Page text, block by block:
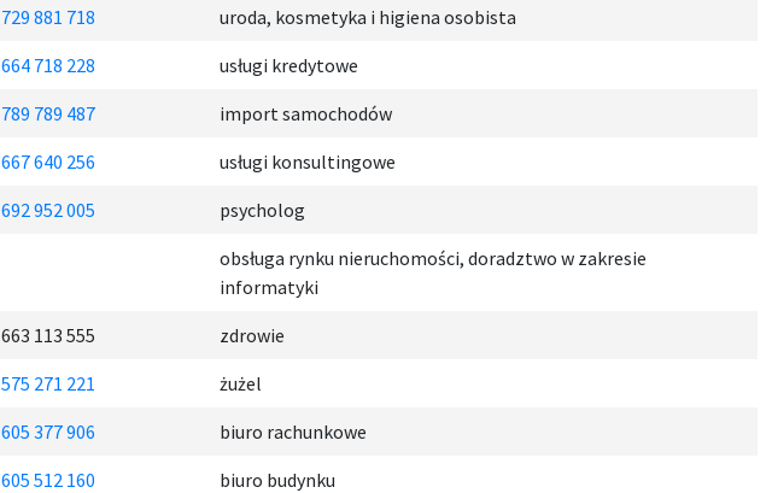
729 881 718
uroda, kosmetyka i higiena osobista
664 718 228
usługi kredytowe
789 789 487
import samochodów
667 640 256
usługi konsultingowe
692 952 005 psycholog
obsługa rynku nieruchomości, doradztwo w zakresie
informatyki
663 113 555
zdrowie
575 271 221
żużel
605 377 906
biuro rachunkowe
605 512 160 biuro budynku